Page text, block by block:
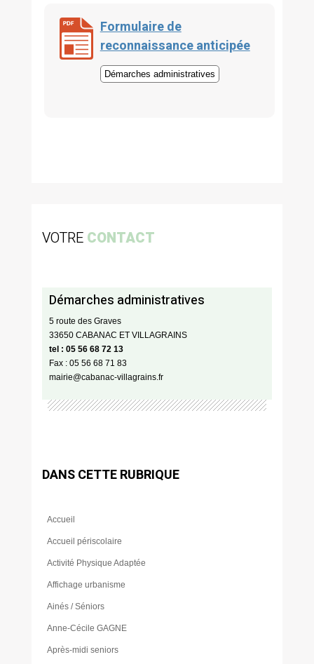
Formulaire de
reconnaissance anticipée
Démarches administratives
VOTRE CONTACT
Démarches administratives
5 route des Graves
33650 CABANAC ET VILLAGRAINS
tel : 05 56 68 72 13
Fax : 05 56 68 71 83
mairie@cabanac-villagrains.fr
DANS CETTE RUBRIQUE
Accueil
Accueil périscolaire
Activité Physique Adaptée
Affichage urbanisme
Ainés / Séniors
Anne-Cécile GAGNE
Après-midi seniors